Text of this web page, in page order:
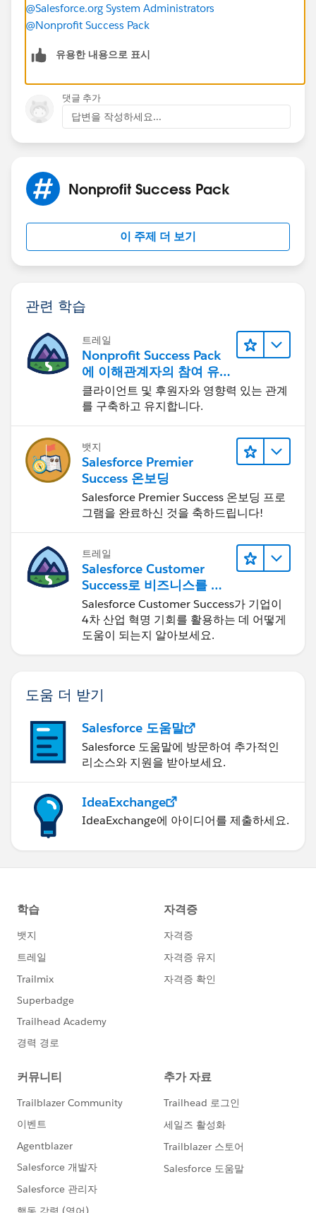
@Salesforce.org System Administrators
@Nonprofit Success Pack
유용한 내용으로 표시
댓글 추가
답변을 작성하세요...
Nonprofit Success Pack
이 주제 더 보기
관련 학습
트레일
Nonprofit Success Pack
에 이해관계자의 참여 유
도하기
클라이언트 및 후원자와 영향력 있는 관계
를 구축하고 유지합니다.
뱃지
Salesforce Premier
Success 온보딩
Salesforce Premier Success 온보딩 프로
그램을 완료하신 것을 축하드립니다!
트레일
Salesforce Customer
Success로 비즈니스를 혁
신하기
Salesforce Customer Success가 기업이
4차 산업 혁명 기회를 활용하는 데 어떻게
도움이 되는지 알아보세요.
도움 더 받기
Salesforce 도움말
Salesforce 도움말에 방문하여 추가적인
리소스와 지원을 받아보세요.
IdeaExchange
IdeaExchange에 아이디어를 제출하세요.